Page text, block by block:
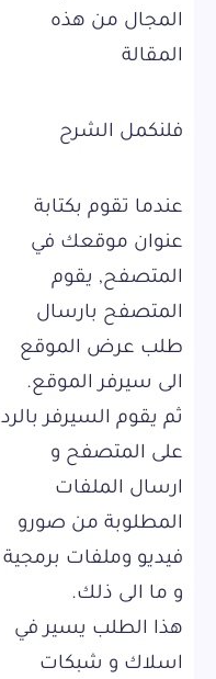
المجال من هذه
المقالة
فلنكمل الشرح
عندما تقوم بكتابة
عنوان موقعك في
المتصفح, يقوم
المتصفح بارسال
طلب عرض الموقع
الى سيرفر الموقع.
ثم يقوم السيرفر بالرد
على المتصفح و
ارسال الملفات
المطلوبة من صورو
فيديو وملفات برمجية
و ما الى ذلك.
هذا الطلب يسير في
اسلاك و شبكات